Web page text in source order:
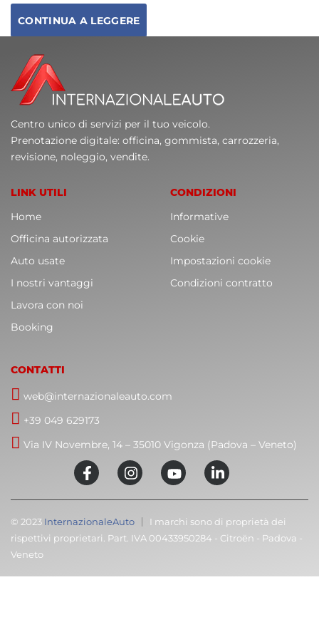
CONTINUA A LEGGERE
Centro unico di servizi per il tuo veicolo.
Prenotazione digitale: officina, gommista, carrozzeria,
revisione, noleggio, vendite.
LINK UTILI
Home
Officina autorizzata
Auto usate
I nostri vantaggi
Lavora con noi
Booking
CONDIZIONI
Informative
Cookie
Impostazioni cookie
Condizioni contratto
CONTATTI
web@internazionaleauto.com
+39 049 629173
Via IV Novembre, 14 – 35010 Vigonza (Padova – Veneto)
© 2023 InternazionaleAuto
I marchi sono di proprietà dei
rispettivi proprietari. Part. IVA 00433950284 - Citroën - Padova -
Veneto